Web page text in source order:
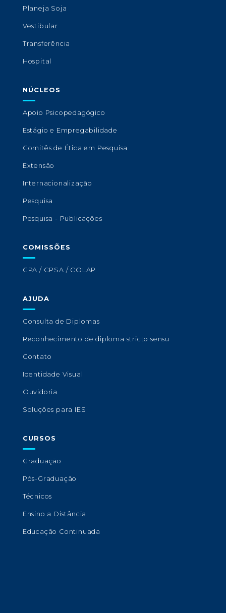
Planeja Soja
Vestibular
Transferência
Hospital
NÚCLEOS
Apoio Psicopedagógico
Estágio e Empregabilidade
Comitês de Ética em Pesquisa
Extensão
Internacionalização
Pesquisa
Pesquisa - Publicações
COMISSÕES
CPA / CPSA / COLAP
AJUDA
Consulta de Diplomas
Reconhecimento de diploma stricto sensu
Contato
Identidade Visual
Ouvidoria
Soluções para IES
CURSOS
Graduação
Pós-Graduação
Técnicos
Ensino a Distância
Educação Continuada